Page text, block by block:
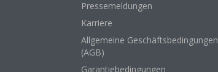
Pressemeldungen
Karriere
Allgemeine Geschäftsbedingungen
(AGB)
Garantiebedingungen